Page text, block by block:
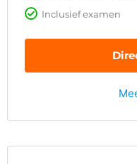
Inclusief examen